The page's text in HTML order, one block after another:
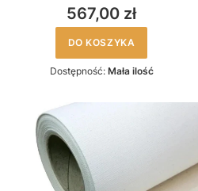
567,00 zł
DO KOSZYKA
Dostępność: Mała ilość